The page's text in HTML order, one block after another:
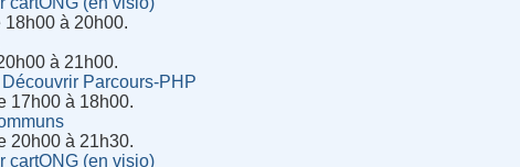
18h00 à 20h00.
à 21h00.
Parcours-PHP
17h00 à 18h00.
20h00 à 21h30.
cartONG (en visio)